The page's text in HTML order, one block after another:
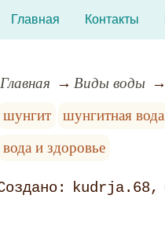
Главная Контакты
Главная Виды воды
шунгит
шунгитная вода
вода и здоровье
kudrja.68